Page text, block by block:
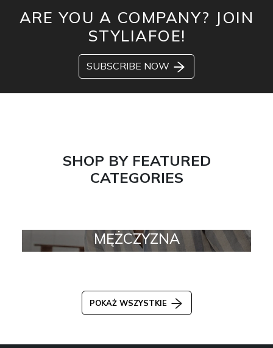
ARE YOU A COMPANY? JOIN
STYLIAFOE!
SUBSCRIBE NOW
SHOP BY FEATURED
CATEGORIES
MĘŻCZYZNA
POKAŻ WSZYSTKIE